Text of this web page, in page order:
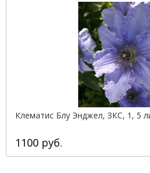
Клематис Блу Энджел, ЗКС, 1, 5
1100 руб.